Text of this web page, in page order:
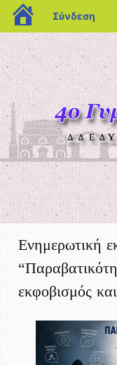
blogs.sch.gr
Σύνδεση
4o
Μετάβαση στο
Ενημερωτική
εκφοβισμός